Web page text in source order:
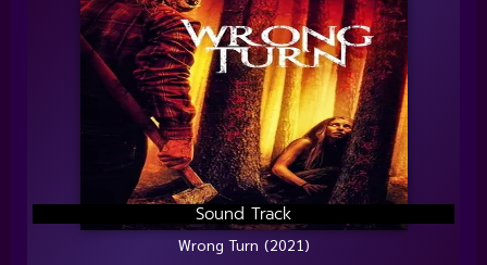
Sound Track
Wrong Turn (2021)